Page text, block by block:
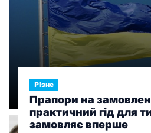
Різне
Прапори на
практичний гід для
замовляє вперше